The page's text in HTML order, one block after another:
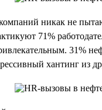
никак не
71%
хантинг из